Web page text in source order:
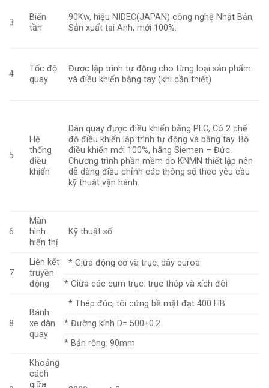
3
Biến
tần
90Kw, hiệu NIDEC(JAPAN) công nghệ Nhật Bản,
Sản xuất tại Anh, mới 100%.
4
Tốc độ
quay
Được lập trình tự động cho từng loại sản phẩm
và điều khiển bằng tay (khi cần thiết)
5
Hệ
thống
điều
khiển
Dàn quay được điều khiển bằng PLC, Có 2 chế
độ điều khiển lập trình tự động và bằng tay. Bộ
điều khiển mới 100%, hãng Siemen – Đức.
Chương trình phần mềm do KNMN thiết lập nên
dễ dàng điều chỉnh các thông số theo yêu cầu
kỹ thuật vận hành.
6
Màn
hình
hiển thị
Kỹ thuật số
7
Liên kết
truyền
động
* Giữa động cơ và trục: dây curoa
* Giữa các cụm trục: trục thép và xích đôi
8
Bánh
xe dàn
quay
* Thép đúc, tôi cứng bề mặt đạt 400 HB
* Đường kính D= 500±0.2
* Bản rộng: 90mm
Khoảng
cách
giữa